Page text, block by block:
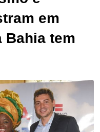
em
Bahia tem